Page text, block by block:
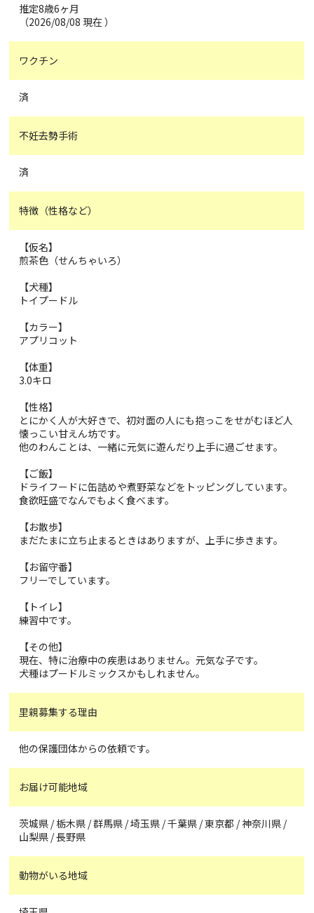
推定8歳6ヶ月
（2026/08/08 現在 ）
ワクチン
済
不妊去勢手術
済
特徴（性格など）
【仮名】
煎茶色（せんちゃいろ）
【犬種】
トイプードル
【カラー】
アプリコット
【体重】
3.0キロ
【性格】
とにかく人が大好きで、初対面の人にも抱っこをせがむほど人
懐っこい甘えん坊です。
他のわんことは、一緒に元気に遊んだり上手に過ごせます。
【ご飯】
ドライフードに缶詰めや煮野菜などをトッピングしています。
食欲旺盛でなんでもよく食べます。
【お散歩】
まだたまに立ち止まるときはありますが、上手に歩きます。
【お留守番】
フリーでしています。
【トイレ】
練習中です。
【その他】
現在、特に治療中の疾患はありません。元気な子です。
犬種はプードルミックスかもしれません。
里親募集する理由
他の保護団体からの依頼です。
お届け可能地域
茨城県 / 栃木県 / 群馬県 / 埼玉県 / 千葉県 / 東京都 / 神奈川県 /
山梨県 / 長野県
動物がいる地域